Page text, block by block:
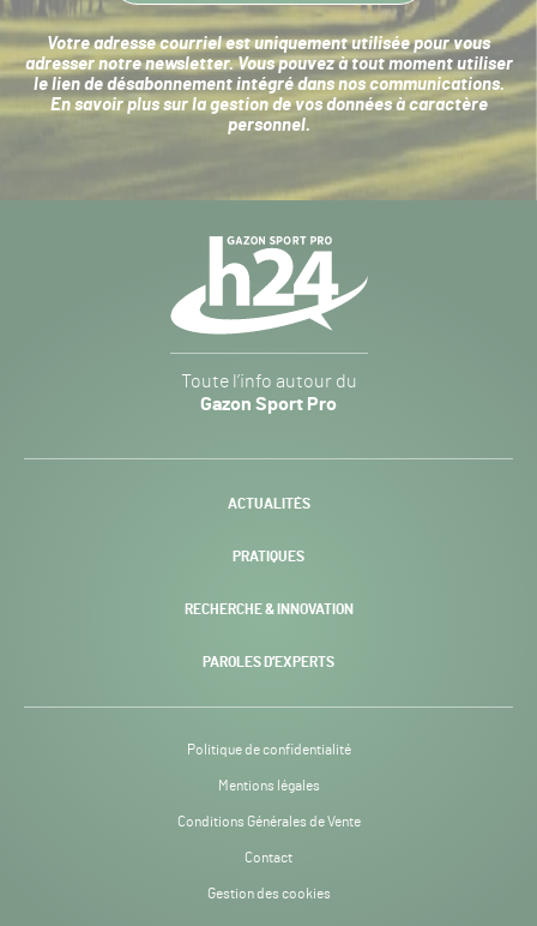
Votre adresse courriel est uniquement utilisée pour vous
adresser notre newsletter. Vous pouvez à tout moment utiliser
le lien de désabonnement intégré dans nos communications.
En savoir plus sur la gestion de vos données à caractère
personnel.
Sport
Pro
-
Toute l’info autour du
Gazon Sport Pro
ACTUALITÉS
PRATIQUES
RECHERCHE & INNOVATION
PAROLES D’EXPERTS
Politique de confidentialité
Mentions légales
Conditions Générales de Vente
Contact
Gestion des cookies